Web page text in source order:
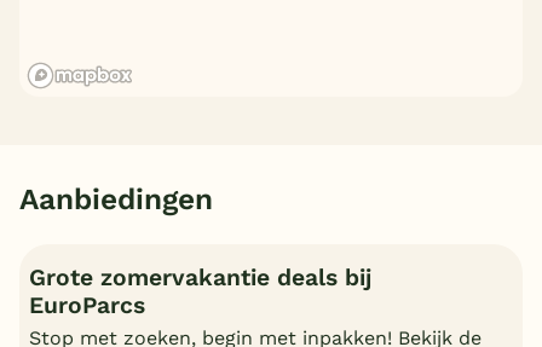
Aanbiedingen
Grote zomervakantie deals bij
EuroParcs
Stop met zoeken, begin met inpakken! Bekijk de